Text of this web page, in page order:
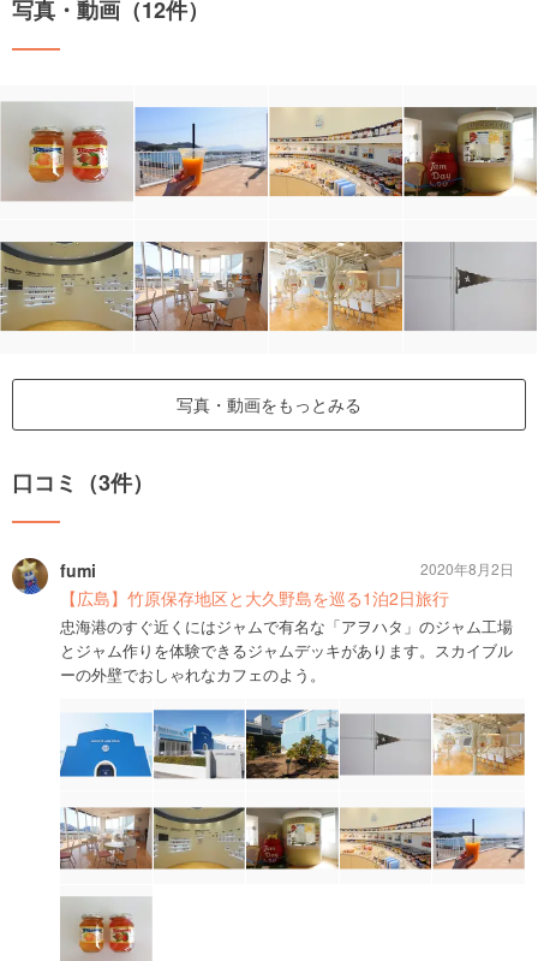
写真・動画（12件）
写真・動画をもっとみる
口コミ（3件）
fumi
【広島】竹原保存地区と大久野島を巡る1泊2日旅行
忠海港のすぐ近くにはジャムで有名な「アヲハタ」のジャム工場
とジャム作りを体験できるジャムデッキがあります。スカイブル
ーの外壁でおしゃれなカフェのよう。
2020年8月2日